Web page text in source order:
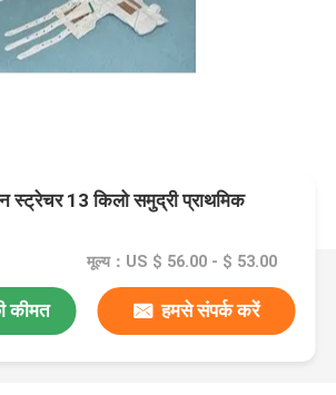
स्ट्रेचर 13 किलो समुद्री प्राथमिक
मूल्य：US $ 56.00 - $ 53.00
कीमत हमसे संपर्क करें